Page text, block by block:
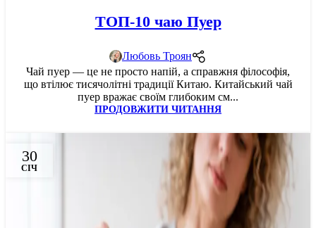
ТОП-10 чаю Пуер
Любовь Троян
Чай пуер — це не просто напій, а справжня філософія,
що втілює тисячолітні традиції Китаю. Китайський чай
пуер вражає своїм глибоким см...
ПРОДОВЖИТИ ЧИТАННЯ
30
СІЧ